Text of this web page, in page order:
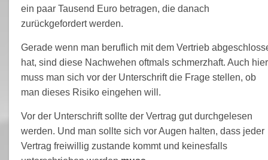
ein paar Tausend Euro betragen, die danach
zurückgefordert werden.
Gerade wenn man beruflich mit dem Vertrieb
hat, sind diese Nachwehen oftmals schmerzhaft. Auch hier
muss man sich vor der Unterschrift die Frage stellen, ob
man dieses Risiko eingehen will.
Vor der Unterschrift sollte der Vertrag gut durchgelesen
werden. Und man sollte sich vor Augen halten, dass jeder
Vertrag freiwillig zustande kommt und keinesfalls